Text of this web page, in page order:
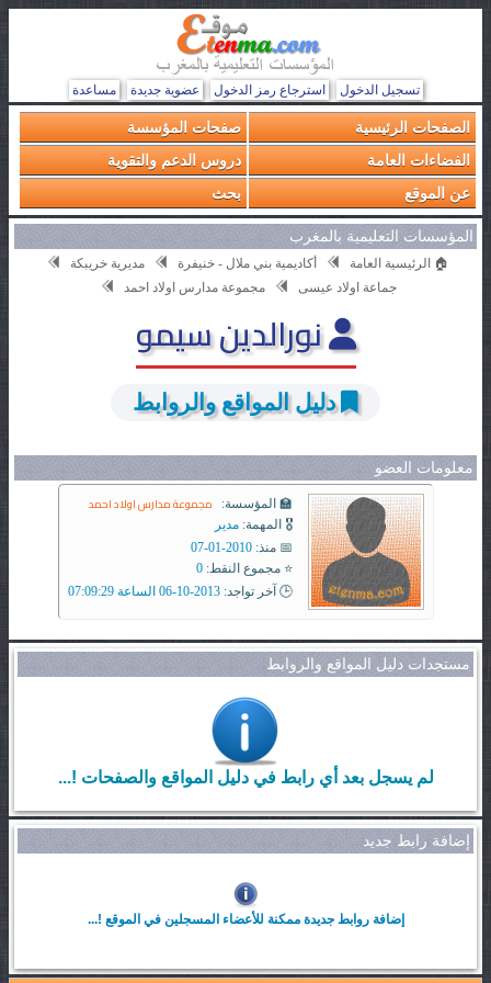
تسجيل الدخول استرجاع رمز الدخول عضوية جديدة مساعدة
الصفحات الرئيسية
صفحات المؤسسة
الفضاءات العامة
دروس الدعم والتقوية
عن الموقع
بحث
المؤسسات التعليمية بالمغرب
🏠 الرئيسية العامة أكاديمية بني ملال - خنيفرة
مديرية خريبكة
جماعة اولاد عيسى
مجموعة مدارس اولاد احمد
نورالدين سيمو
دليل المواقع والروابط
معلومات العضو
🏫 المؤسسة: مجموعة مدارس اولاد احمد
🎖️ المهمة: مدير
📅 منذ: 2010-01-07
⭐ مجموع النقط: 0
🕒 آخر تواجد: 2013-10-06 الساعة 07:09:29
مستجدات دليل المواقع والروابط
لم يسجل بعد أي رابط في دليل المواقع والصفحات !...
إضافة رابط جديد
إضافة روابط جديدة ممكنة للأعضاء المسجلين في الموقع !...